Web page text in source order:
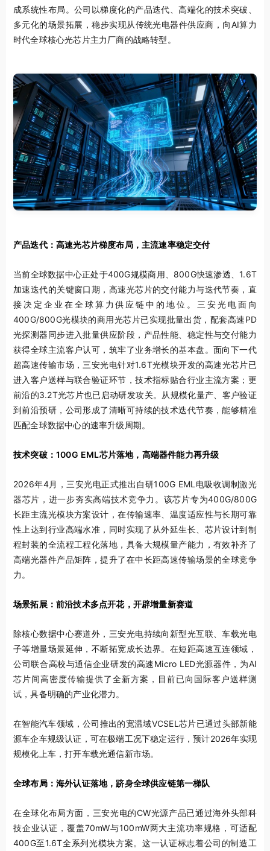
成系统性布局。公司以梯度化的产品迭代、高端化的技术突破、
多元化的场景拓展，稳步实现从传统光电器件供应商，向AI算力
时代全球核心光芯片主力厂商的战略转型。
产品迭代：高速光芯片梯度布局，主流速率稳定交付
当前全球数据中心正处于400G规模商用、800G快速渗透、1.6T
加速迭代的关键窗口期，高速光芯片的交付能力与迭代节奏，直
接决定企业在全球算力供应链中的地位。三安光电面向
400G/800G光模块的商用光芯片已实现批量出货，配套高速PD
光探测器同步进入批量供应阶段，产品性能、稳定性与交付能力
获得全球主流客户认可，筑牢了业务增长的基本盘。面向下一代
超高速传输市场，三安光电针对1.6T光模块开发的高速光芯片已
进入客户送样与联合验证环节，技术指标贴合行业主流方案；更
前沿的3.2T光芯片也已启动研发攻关。从规模化量产、客户验证
到前沿预研，公司形成了清晰可持续的技术迭代节奏，能够精准
匹配全球数据中心的速率升级周期。
技术突破：100G EML芯片落地，高端器件能力再升级
2026年4月，三安光电正式推出自研100G EML电吸收调制激光
器芯片，进一步夯实高端技术竞争力。该芯片专为400G/800G
长距主流光模块方案设计，在传输速率、温度适应性与长期可靠
性上达到行业高端水准，同时实现了从外延生长、芯片设计到制
程封装的全流程工程化落地，具备大规模量产能力，有效补齐了
高端光器件产品矩阵，提升了在中长距高速传输场景的全球竞争
力。
场景拓展：前沿技术多点开花，开辟增量新赛道
除核心数据中心赛道外，三安光电持续向新型光互联、车载光电
子等增量场景延伸，不断拓宽成长边界。在短距高速互连领域，
公司联合高校与通信企业研发的高速Micro LED光源器件，为AI
芯片间高密度传输提供了全新方案，目前已向国际客户送样测
试，具备明确的产业化潜力。
在智能汽车领域，公司推出的宽温域VCSEL芯片已通过头部新能
源车企车规级认证，可在极端工况下稳定运行，预计2026年实现
规模化上车，打开车载光通信新市场。
全球布局：海外认证落地，跻身全球供应链第一梯队
在全球化布局方面，三安光电的CW光源产品已通过海外头部科
技企业认证，覆盖70mW与100mW两大主流功率规格，可适配
400G至1.6T全系列光模块方案。这一认证标志着公司的制造工